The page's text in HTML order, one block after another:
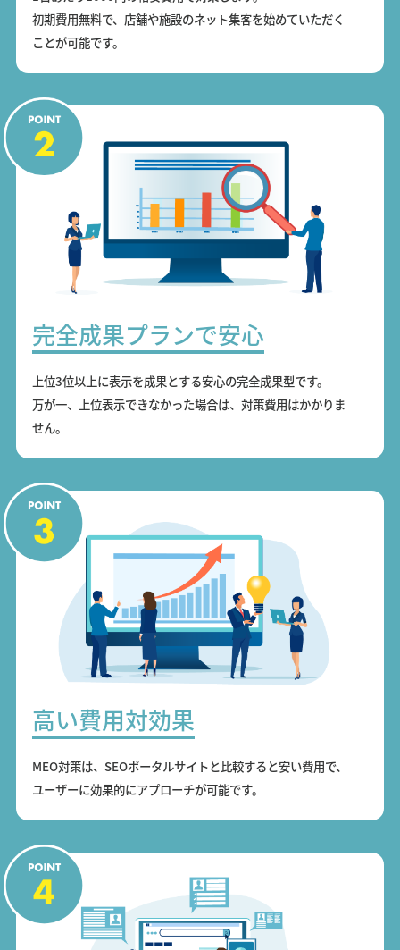
初期費用無料で、店舗や施設のネット集客を始めていただく
ことが可能です。
完全成果プランで安心
上位3位以上に表示を成果とする安心の完全成果型です。
万が一、上位表示できなかった場合は、対策費用はかかりま
せん。
高い費用対効果
MEO対策は、SEOポータルサイトと比較すると安い費用で、
ユーザーに効果的にアプローチが可能です。